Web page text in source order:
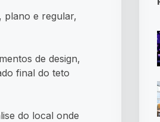
plano e regular,
de design,
final do teto
do local onde